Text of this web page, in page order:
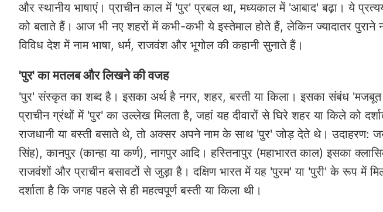
और स्थानीय भाषाएं। प्राचीन काल में 'पुर' प्रबल था, मध्यकाल में 'आबाद' बढ़ा। ये
को बताते हैं। आज भी नए शहरों में कभी-कभी ये इस्तेमाल होते हैं, लेकिन ज्यादातर
विविध देश में नाम भाषा, धर्म, राजवंश और भूगोल की कहानी सुनाते हैं।
'पुर' का मतलब और लिखने की वजह
'पुर' संस्कृत का शब्द है। इसका अर्थ है नगर, शहर, बस्ती या किला। इसका संबंध
प्राचीन ग्रंथों में 'पुर' का उल्लेख मिलता है, जहां यह दीवारों से घिरे शहर या किले को
राजधानी या बस्ती बसाते थे, तो अक्सर अपने नाम के साथ 'पुर' जोड़ देते थे। उदाहरण:
सिंह), कानपुर (कान्हा या कर्ण), नागपुर आदि। हस्तिनापुर (महाभारत काल) इसका
राजवंशों और प्राचीन बसावटों से जुड़ा है। दक्षिण भारत में यह 'पुरम' या 'पुरी' के रूप में
दर्शाता है कि जगह पहले से ही महत्वपूर्ण बस्ती या किला थी।